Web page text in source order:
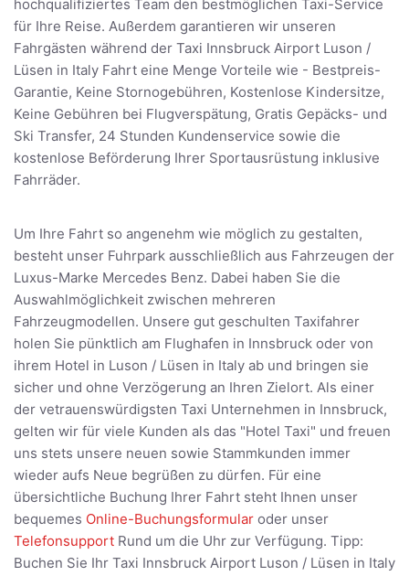
hochqualifiziertes Team den bestmöglichen Taxi-Service
für Ihre Reise. Außerdem garantieren wir unseren
Fahrgästen während der Taxi Innsbruck Airport Luson /
Lüsen in Italy Fahrt eine Menge Vorteile wie - Bestpreis-
Garantie, Keine Stornogebühren, Kostenlose Kindersitze,
Keine Gebühren bei Flugverspätung, Gratis Gepäcks- und
Ski Transfer, 24 Stunden Kundenservice sowie die
kostenlose Beförderung Ihrer Sportausrüstung inklusive
Fahrräder.
Um Ihre Fahrt so angenehm wie möglich zu gestalten,
besteht unser Fuhrpark ausschließlich aus Fahrzeugen der
Luxus-Marke Mercedes Benz. Dabei haben Sie die
Auswahlmöglichkeit zwischen mehreren
Fahrzeugmodellen. Unsere gut geschulten Taxifahrer
holen Sie pünktlich am Flughafen in Innsbruck oder von
ihrem Hotel in Luson / Lüsen in Italy ab und bringen sie
sicher und ohne Verzögerung an Ihren Zielort. Als einer
der vetrauenswürdigsten Taxi Unternehmen in Innsbruck,
gelten wir für viele Kunden als das "Hotel Taxi" und freuen
uns stets unsere neuen sowie Stammkunden immer
wieder aufs Neue begrüßen zu dürfen. Für eine
übersichtliche Buchung Ihrer Fahrt steht Ihnen unser
bequemes Online-Buchungsformular oder unser
Telefonsupport Rund um die Uhr zur Verfügung. Tipp:
Buchen Sie Ihr Taxi Innsbruck Airport Luson / Lüsen in Italy